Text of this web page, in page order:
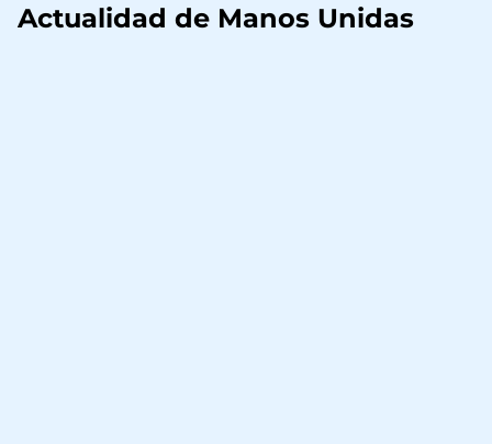
Actualidad de Manos Unidas